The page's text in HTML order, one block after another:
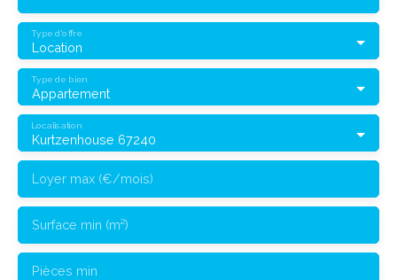
Location
Type d'offre
Appartement
Type de bien
Kurtzenhouse 67240
Localisation
Loyer max (€/mois)
Surface min (m²)
Pièces min